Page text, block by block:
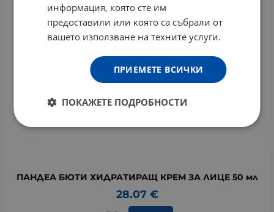
ПАНДЕА БЮТИ ХИДРАТИРАЩ КРЕМ ЗА ЛИЦЕ 50 мл
28.07 €
информация, която сте им
предоставили или която са събрали от
вашето използване на техните услуги.
ПРИЕМЕТЕ ВСИЧКИ
ПОКАЖЕТЕ ПОДРОБНОСТИ